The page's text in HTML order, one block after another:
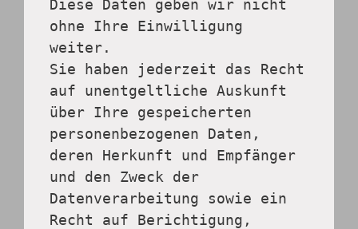
Diese Daten geben wir nicht
ohne Ihre Einwilligung
weiter.
Sie haben jederzeit das Recht
auf unentgeltliche Auskunft
über Ihre gespeicherten
personenbezogenen Daten,
deren Herkunft und Empfänger
und den Zweck der
Datenverarbeitung sowie ein
Recht auf Berichtigung,